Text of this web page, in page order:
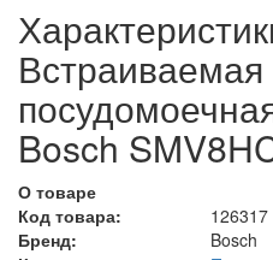
Встраиваемая
Bosch
О товаре
Код товара:
126317
Бренд:
Bosch